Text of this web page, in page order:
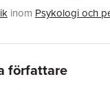
inom Psykologi och
författare